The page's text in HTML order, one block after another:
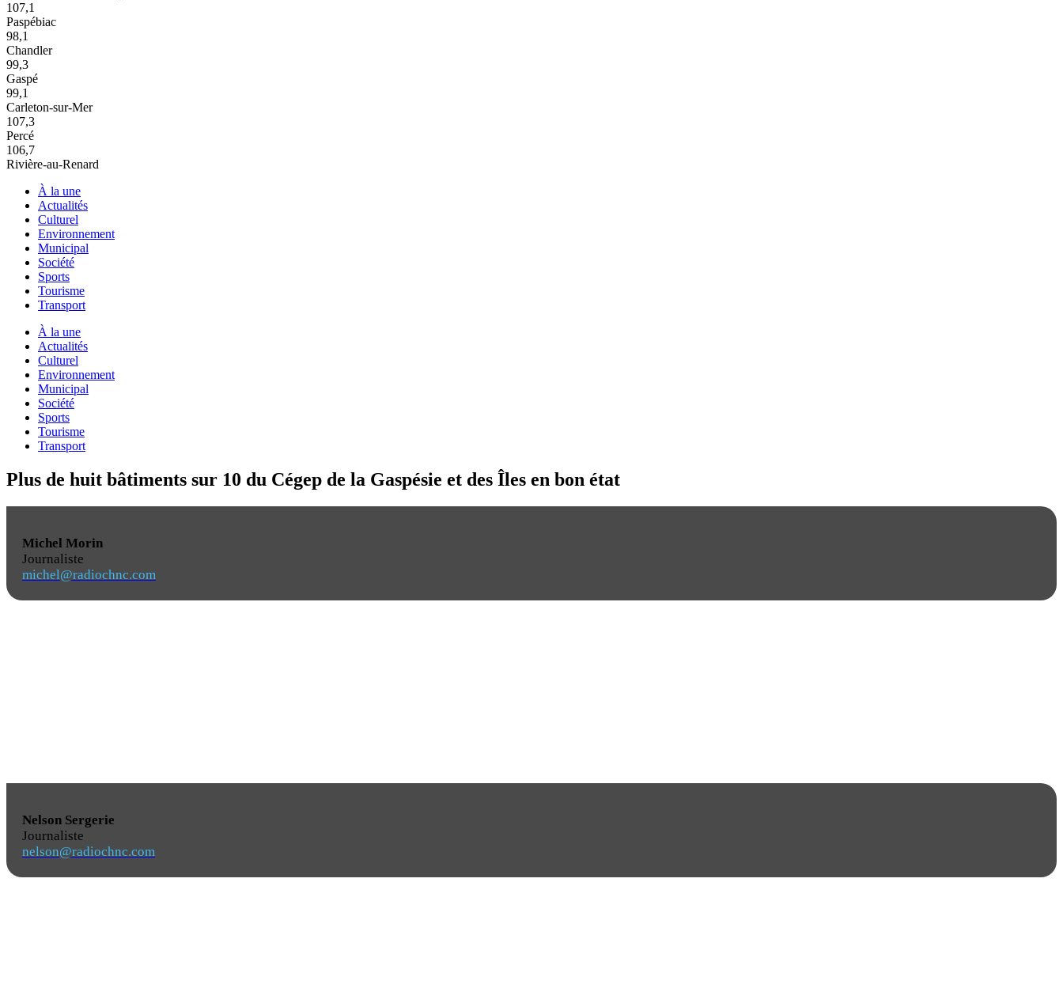
107,1
Paspébiac
98,1
Chandler
99,3
Gaspé
99,1
Carleton-sur-Mer
107,3
Percé
106,7
Rivière-au-Renard
À la une
Actualités
Culturel
Environnement
Municipal
Société
Sports
Tourisme
Transport
À la une
Actualités
Culturel
Environnement
Municipal
Société
Sports
Tourisme
Transport
Plus de huit bâtiments sur 10 du Cégep de la Gaspésie et des Îles en bon état
Michel Morin
Journaliste
michel@radiochnc.com
Nelson Sergerie
Journaliste
nelson@radiochnc.com